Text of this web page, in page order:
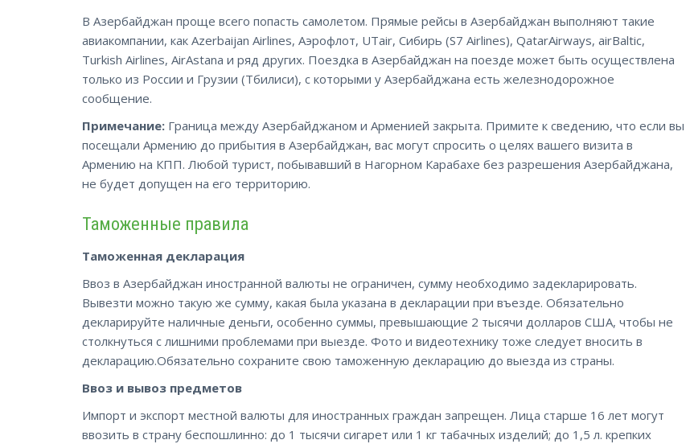
В Азербайджан проще всего попасть самолетом. Прямые рейсы в Азербайджан выполняют такие
авиакомпании, как Azerbaijan Airlines, Аэрофлот, UTair, Сибирь (S7 Airlines), QatarAirways, airBaltic,
Turkish Airlines, AirAstana и ряд других. Поездка в Азербайджан на поезде может быть осуществлена
только из России и Грузии (Тбилиси), с которыми у Азербайджана есть железнодорожное
сообщение.
Примечание: Граница между Азербайджаном и Арменией закрыта. Примите к сведению, что если вы
посещали Армению до прибытия в Азербайджан, вас могут спросить о целях вашего визита в
Армению на КПП. Любой турист, побывавший в Нагорном Карабахе без разрешения Азербайджана,
не будет допущен на его территорию.
Таможенные правила
Таможенная декларация
Ввоз в Азербайджан иностранной валюты не ограничен, сумму необходимо задекларировать.
Вывезти можно такую же сумму, какая была указана в декларации при въезде. Обязательно
декларируйте наличные деньги, особенно суммы, превышающие 2 тысячи долларов США, чтобы не
столкнуться с лишними проблемами при выезде. Фото и видеотехнику тоже следует вносить в
декларацию.Обязательно сохраните свою таможенную декларацию до выезда из страны.
Ввоз и вывоз предметов
Импорт и экспорт местной валюты для иностранных граждан запрещен. Лица старше 16 лет могут
ввозить в страну беспошлинно: до 1 тысячи сигарет или 1 кг табачных изделий; до 1,5 л. крепких